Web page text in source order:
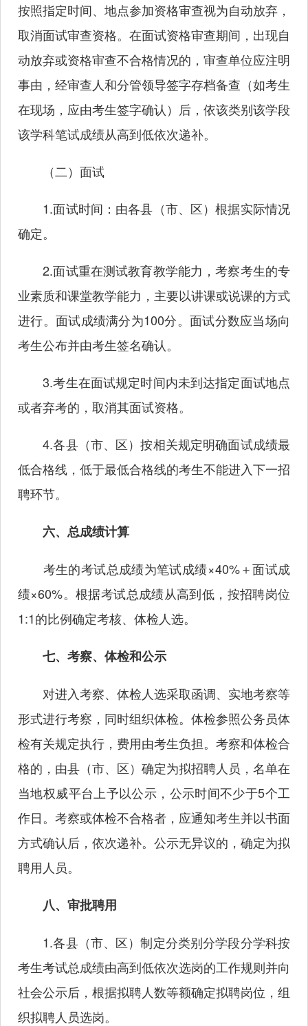
按照指定时间、地点参加资格审查视为自动放弃，
取消面试审查资格。在面试资格审查期间，出现自
动放弃或资格审查不合格情况的，审查单位应注明
事由，经审查人和分管领导签字存档备查（如考生
在现场，应由考生签字确认）后，依该类别该学段
该学科笔试成绩从高到低依次递补。
（二）面试
1.面试时间：由各县（市、区）根据实际情况
确定。
2.面试重在测试教育教学能力，考察考生的专
业素质和课堂教学能力，主要以讲课或说课的方式
进行。面试成绩满分为100分。面试分数应当场向
考生公布并由考生签名确认。
3.考生在面试规定时间内未到达指定面试地点
或者弃考的，取消其面试资格。
4.各县（市、区）按相关规定明确面试成绩最
低合格线，低于最低合格线的考生不能进入下一招
聘环节。
六、总成绩计算
考生的考试总成绩为笔试成绩×40%＋面试成
绩×60%。根据考试总成绩从高到低，按招聘岗位
1:1的比例确定考核、体检人选。
七、考察、体检和公示
对进入考察、体检人选采取函调、实地考察等
形式进行考察，同时组织体检。体检参照公务员体
检有关规定执行，费用由考生负担。考察和体检合
格的，由县（市、区）确定为拟招聘人员，名单在
当地权威平台上予以公示，公示时间不少于5个工
作日。考察或体检不合格者，应通知考生并以书面
方式确认后，依次递补。公示无异议的，确定为拟
聘用人员。
八、审批聘用
1.各县（市、区）制定分类别分学段分学科按
考生考试总成绩由高到低依次选岗的工作规则并向
社会公示后，根据拟聘人数等额确定拟聘岗位，组
织拟聘人员选岗。